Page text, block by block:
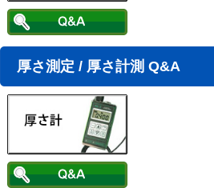
厚さ測定 / 厚さ計測 Q&A